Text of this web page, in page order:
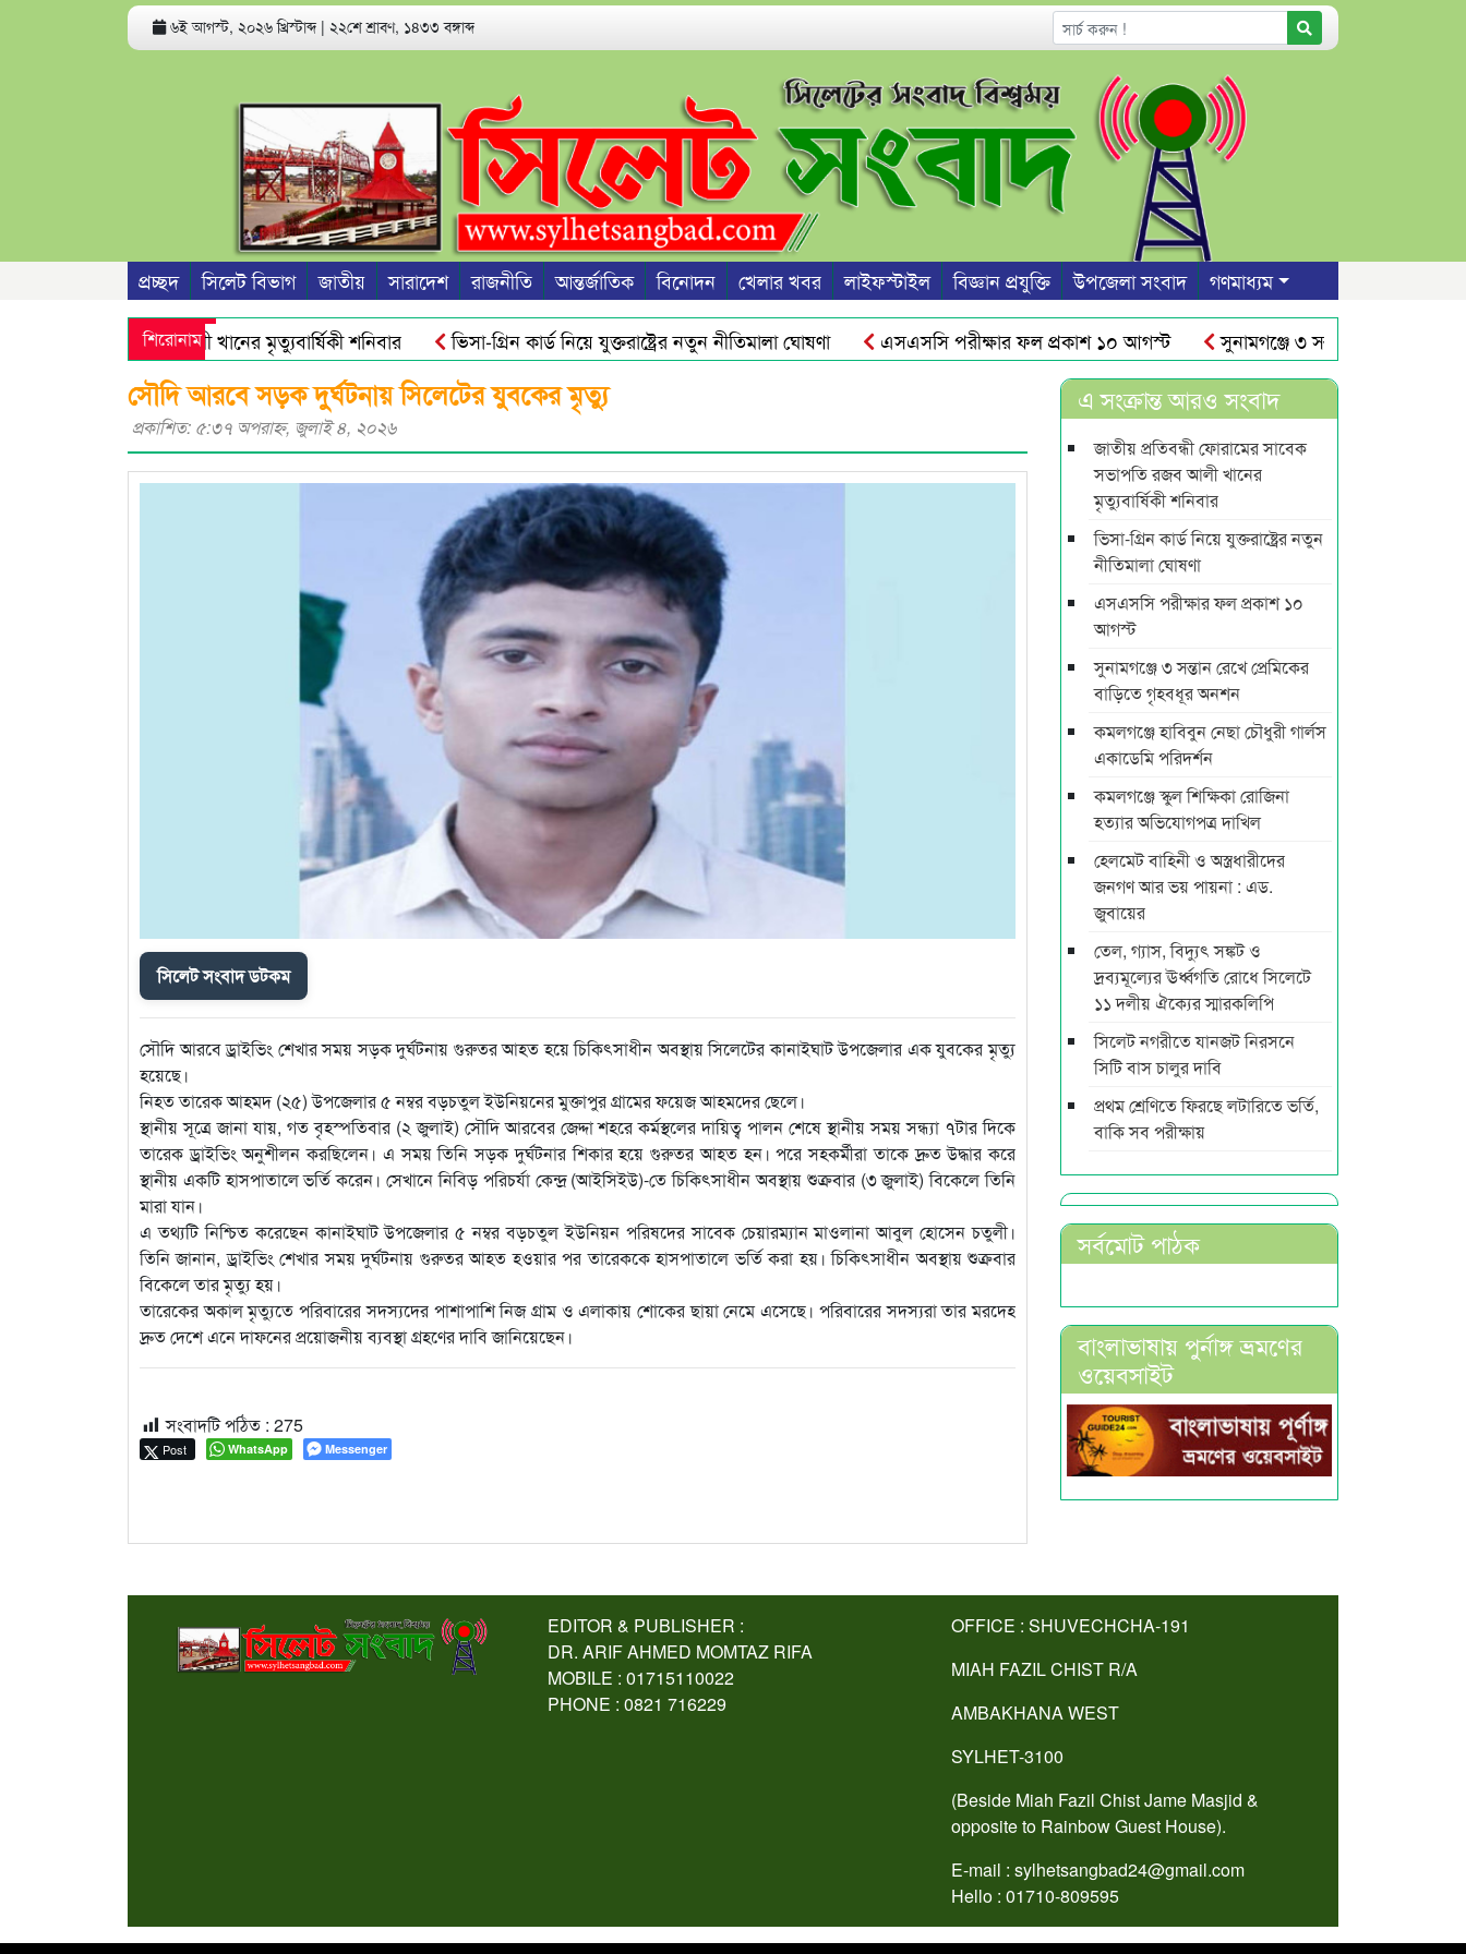
৬ই আগস্ট, ২০২৬ খ্রিস্টাব্দ | ২২শে শ্রাবণ, ১৪৩৩ বঙ্গাব্দ
প্রচ্ছদ সিলেট বিভাগ জাতীয় সারাদেশ রাজনীতি আন্তর্জাতিক বিনোদন খেলার খবর লাইফস্টাইল বিজ্ঞান প্রযুক্তি উপজেলা সংবাদ গণমাধ্যম
শিরোনাম
সভাপতি রজব আলী খানের মৃত্যুবার্ষিকী শনিবার ভিসা-গ্রিন কার্ড নিয়ে যুক্তরাষ্ট্রের নতুন নীতিমালা ঘোষণা এসএসসি পরীক্ষার ফল প্রকাশ ১০ আগস্ট
সুনামগঞ্জে ৩ সন্তান রেখে প্রেমিকের
অ্যান্টিমাইক্রোবিয়াল : গবেষণা
নতুন বাংলাদেশের পথচলা শুরু হবে জুলাই স্মৃতি জাদুঘর থেকে : ড. ইউনূস ওসমানীনগরে রাতের আঁধারে রাস্তার উপর দেয়াল নির্মাণ শাবিতে রুদ্র সেনের
সৌদি আরবে সড়ক দুর্ঘটনায় সিলেটের যুবকের মৃত্যু
প্রকাশিত: ৫:৩৭ অপরাহ্ণ, জুলাই ৪, ২০২৬
সিলেট সংবাদ ডটকম
সৌদি আরবে ড্রাইভিং শেখার সময় সড়ক দুর্ঘটনায় গুরুতর আহত হয়ে চিকিৎসাধীন অবস্থায় সিলেটের কানাইঘাট উপজেলার এক যুবকের মৃত্যু
হয়েছে।
নিহত তারেক আহমদ (২৫) উপজেলার ৫ নম্বর বড়চতুল ইউনিয়নের মুক্তাপুর গ্রামের ফয়েজ আহমদের ছেলে।
স্থানীয় সূত্রে জানা যায়, গত বৃহস্পতিবার (২ জুলাই) সৌদি আরবের জেদ্দা শহরে কর্মস্থলের দায়িত্ব পালন শেষে স্থানীয় সময় সন্ধ্যা ৭টার দিকে
তারেক ড্রাইভিং অনুশীলন করছিলেন। এ সময় তিনি সড়ক দুর্ঘটনার শিকার হয়ে গুরুতর আহত হন। পরে সহকর্মীরা তাকে দ্রুত উদ্ধার করে
স্থানীয় একটি হাসপাতালে ভর্তি করেন। সেখানে নিবিড় পরিচর্যা কেন্দ্র (আইসিইউ)-তে চিকিৎসাধীন অবস্থায় শুক্রবার (৩ জুলাই) বিকেলে তিনি
মারা যান।
এ তথ্যটি নিশ্চিত করেছেন কানাইঘাট উপজেলার ৫ নম্বর বড়চতুল ইউনিয়ন পরিষদের সাবেক চেয়ারম্যান মাওলানা আবুল হোসেন চতুলী।
তিনি জানান, ড্রাইভিং শেখার সময় দুর্ঘটনায় গুরুতর আহত হওয়ার পর তারেককে হাসপাতালে ভর্তি করা হয়। চিকিৎসাধীন অবস্থায় শুক্রবার
বিকেলে তার মৃত্যু হয়।
তারেকের অকাল মৃত্যুতে পরিবারের সদস্যদের পাশাপাশি নিজ গ্রাম ও এলাকায় শোকের ছায়া নেমে এসেছে। পরিবারের সদস্যরা তার মরদেহ
দ্রুত দেশে এনে দাফনের প্রয়োজনীয় ব্যবস্থা গ্রহণের দাবি জানিয়েছেন।
সংবাদটি পঠিত : 275
Post WhatsApp Messenger
এ সংক্রান্ত আরও সংবাদ
জাতীয় প্রতিবন্ধী ফোরামের সাবেক
সভাপতি রজব আলী খানের
মৃত্যুবার্ষিকী শনিবার
ভিসা-গ্রিন কার্ড নিয়ে যুক্তরাষ্ট্রের নতুন
নীতিমালা ঘোষণা
এসএসসি পরীক্ষার ফল প্রকাশ ১০
আগস্ট
সুনামগঞ্জে ৩ সন্তান রেখে প্রেমিকের
বাড়িতে গৃহবধূর অনশন
কমলগঞ্জে হাবিবুন নেছা চৌধুরী গার্লস
একাডেমি পরিদর্শন
কমলগঞ্জে স্কুল শিক্ষিকা রোজিনা
হত্যার অভিযোগপত্র দাখিল
হেলমেট বাহিনী ও অস্ত্রধারীদের
জনগণ আর ভয় পায়না : এড.
জুবায়ের
তেল, গ্যাস, বিদ্যুৎ সঙ্কট ও
দ্রব্যমূল্যের ঊর্ধ্বগতি রোধে সিলেটে
১১ দলীয় ঐক্যের স্মারকলিপি
সিলেট নগরীতে যানজট নিরসনে
সিটি বাস চালুর দাবি
প্রথম শ্রেণিতে ফিরছে লটারিতে ভর্তি,
বাকি সব পরীক্ষায়
সর্বমোট পাঠক
বাংলাভাষায় পুর্নাঙ্গ ভ্রমণের
ওয়েবসাইট
EDITOR & PUBLISHER :
DR. ARIF AHMED MOMTAZ RIFA
MOBILE : 01715110022
PHONE : 0821 716229
OFFICE : SHUVECHCHA-191
MIAH FAZIL CHIST R/A
AMBAKHANA WEST
SYLHET-3100
(Beside Miah Fazil Chist Jame Masjid &
opposite to Rainbow Guest House).
E-mail : sylhetsangbad24@gmail.com
Hello : 01710-809595